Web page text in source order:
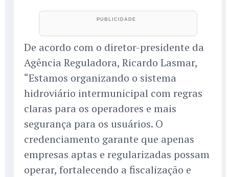
De acordo com o diretor-presidente da
Agência Reguladora, Ricardo Lasmar,
“Estamos organizando o sistema
hidroviário intermunicipal com regras
claras para os operadores e mais
segurança para os usuários. O
credenciamento garante que apenas
empresas aptas e regularizadas possam
operar, fortalecendo a fiscalização e